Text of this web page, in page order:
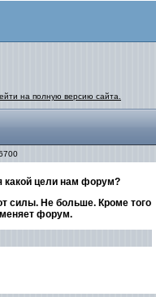
на полную версию сайта.
цели нам форум?
силы. Не больше. Кроме того
форум.